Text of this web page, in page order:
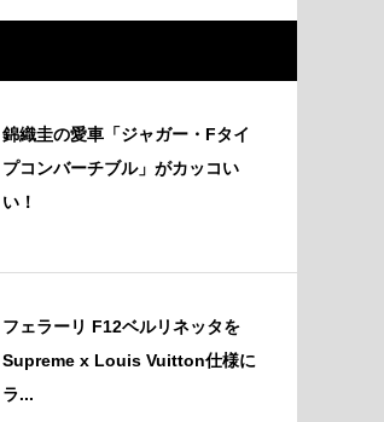
錦織圭の愛車「ジャガー・Fタイ
プコンバーチブル」がカッコい
い！
フェラーリ F12ベルリネッタを
Supreme x Louis Vuitton仕様に
ラ...